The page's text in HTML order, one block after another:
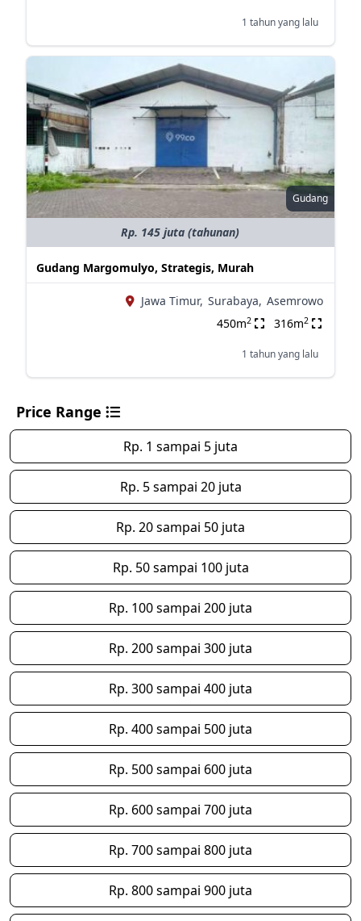
1 tahun yang lalu
Gudang
Rp. 145 juta (tahunan)
Gudang Margomulyo, Strategis, Murah
Jawa Timur, Surabaya, Asemrowo
450m2 316m2
1 tahun yang lalu
Price Range
Rp. 1 sampai 5 juta
Rp. 5 sampai 20 juta
Rp. 20 sampai 50 juta
Rp. 50 sampai 100 juta
Rp. 100 sampai 200 juta
Rp. 200 sampai 300 juta
Rp. 300 sampai 400 juta
Rp. 400 sampai 500 juta
Rp. 500 sampai 600 juta
Rp. 600 sampai 700 juta
Rp. 700 sampai 800 juta
Rp. 800 sampai 900 juta